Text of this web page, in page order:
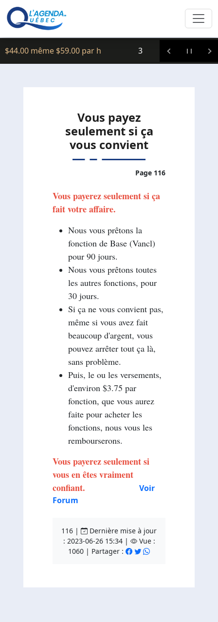
Clic icitte :
$44.00 même $59.00 par h 3
Vous payez
seulement si ça
vous convient
Page 116
Vous payerez seulement si ça
fait votre affaire.
Nous vous prêtons la
fonction de Base (Vancl)
pour 90 jours.
Nous vous prêtons toutes
les autres fonctions, pour
30 jours.
Si ça ne vous convient pas,
même si vous avez fait
beaucoup d'argent, vous
pouvez arrêter tout ça là,
sans problème.
Puis, le ou les versements,
d'environ $3.75 par
fonction, que vous aurez
faite pour acheter les
fonctions, nous vous les
rembourserons.
Vous payerez seulement si
vous en êtes vraiment
confiant. Voir
Forum
116 |
Dernière mise à jour
: 2023-06-26 15:34 |
Vue :
1060 | Partager :